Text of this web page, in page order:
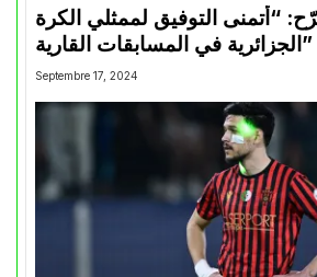
“أتمنى التوفيق لممثلي الكرة
الجزائرية في المسابقات القارية”
Septembre 17, 2024